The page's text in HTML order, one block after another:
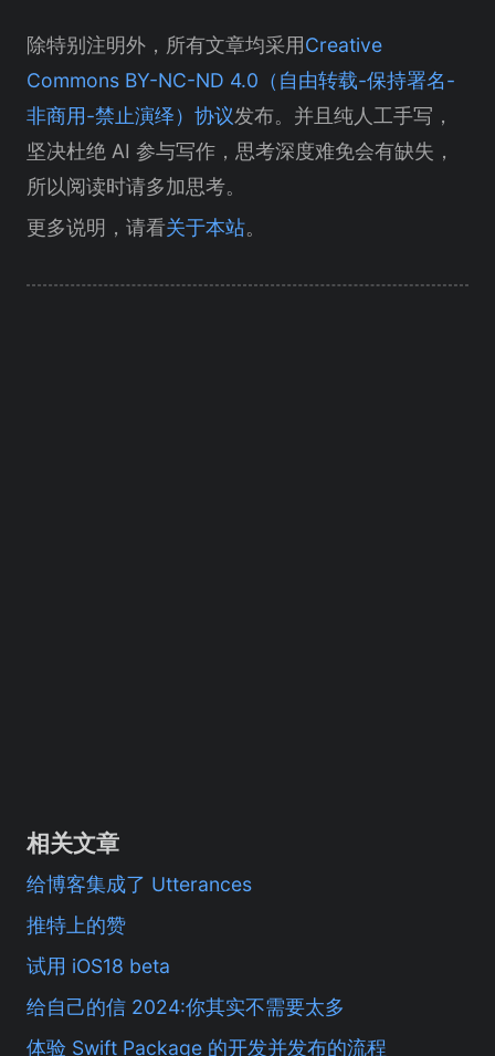
除特别注明外，所有文章均采用Creative
Commons BY-NC-ND 4.0（自由转载-保持署名-
非商用-禁止演绎）协议发布。并且纯人工手写，
坚决杜绝 AI 参与写作，思考深度难免会有缺失，
所以阅读时请多加思考。
更多说明，请看关于本站。
相关文章
给博客集成了 Utterances
推特上的赞
试用 iOS18 beta
给自己的信 2024:你其实不需要太多
体验 Swift Package 的开发并发布的流程